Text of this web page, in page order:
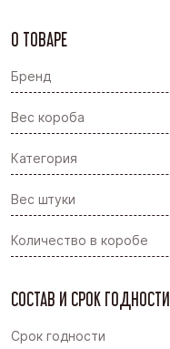
О ТОВАРЕ
Бренд
Вес короба
Категория
Вес штуки
Количество в коробе
СОСТАВ И СРОК ГОДНОСТИ
Срок годности